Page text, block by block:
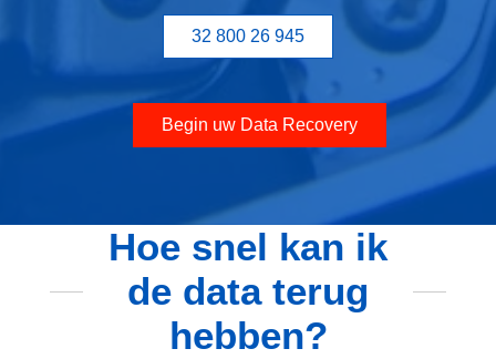
32 800 26 945
Begin uw Data Recovery
Hoe snel kan ik
de data terug
hebben?